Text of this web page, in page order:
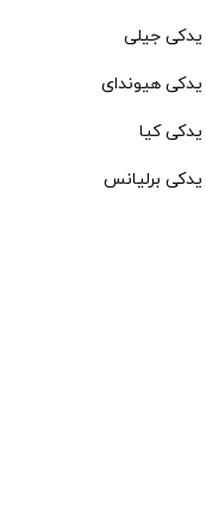
یدکی جیلی
یدکی هیوندای
یدکی کیا
یدکی برلیانس